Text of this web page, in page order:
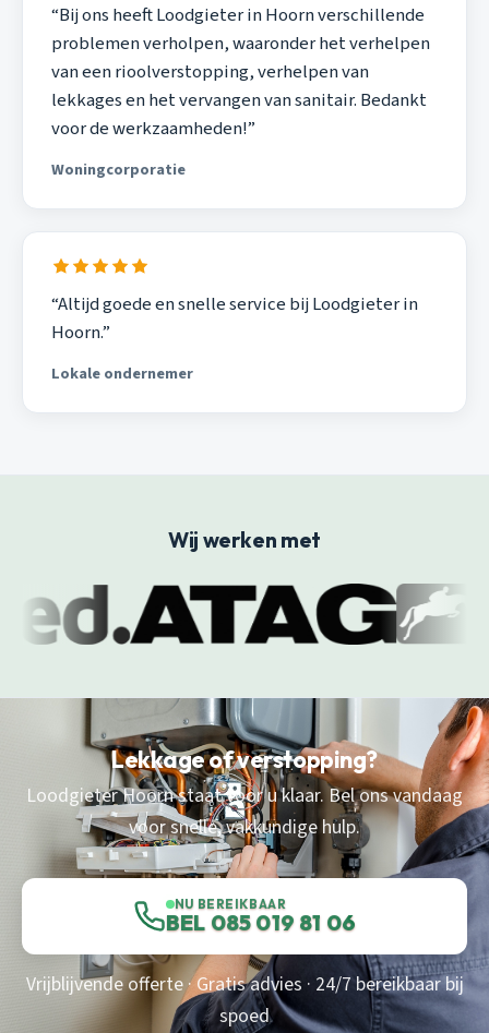
“Bij ons heeft Loodgieter in Hoorn verschillende
problemen verholpen, waaronder het verhelpen
van een rioolverstopping, verhelpen van
lekkages en het vervangen van sanitair. Bedankt
voor de werkzaamheden!”
Woningcorporatie
“Altijd goede en snelle service bij Loodgieter in
Hoorn.”
Lokale ondernemer
Wij werken met
Lekkage of verstopping?
Loodgieter Hoorn staat voor u klaar. Bel ons vandaag
voor snelle, vakkundige hulp.
NU BEREIKBAAR
BEL 085 019 81 06
Vrijblijvende offerte · Gratis advies · 24/7 bereikbaar bij
spoed